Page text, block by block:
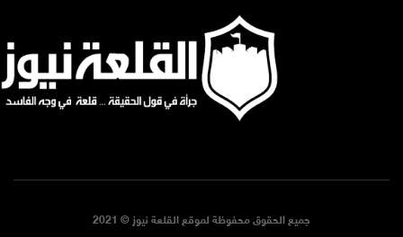
جميع الحقوق محفوظة لموقع القلعة نيوز © 2021